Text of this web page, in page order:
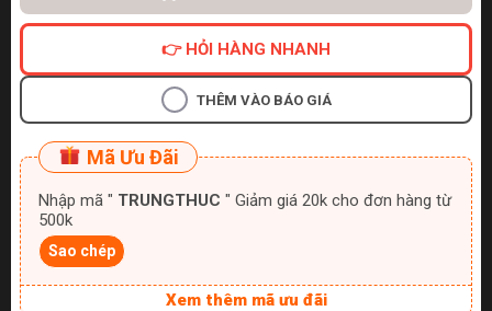
👉 HỎI HÀNG NHANH
THÊM VÀO BÁO GIÁ
Mã Ưu Đãi
Nhập mã " TRUNGTHUC " Giảm giá 20k cho đơn hàng từ
500k
Sao chép
Xem thêm mã ưu đãi